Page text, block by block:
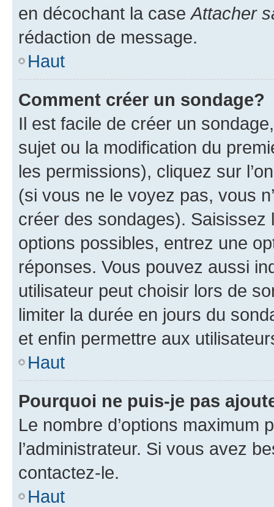
en décochant la caseAttacher
rédaction de message.
Haut
Comment créer un sondage?
Il est facile de créer un
sujet ou la modification du
les permissions), cliquez sur
(si vous ne le voyez pas, vous
créer des sondages).
options possibles, entrez une
réponses. Vous pouvez aussi
utilisateur peut choisir lors de
limiter la durée en jours du
et enfin permettre aux
Haut
Pourquoi ne puis-je pas
Le nombre d’options maximum
l’administrateur. Si vous avez
contactez-le.
Haut